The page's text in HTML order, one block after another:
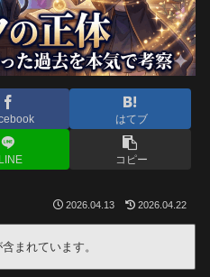
はてブ
LINE コピー
2026.04.13 2026.04.22
まれています。